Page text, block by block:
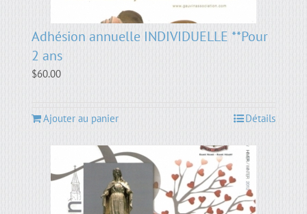
Adhésion annuelle INDIVIDUELLE **Pour
2 ans
$60.00
Ajouter au panier Détails